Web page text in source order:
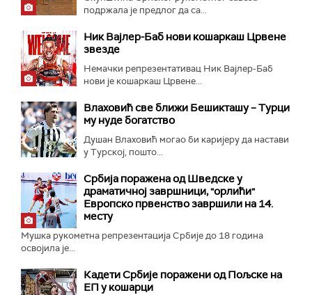
подржала је предлог да са...
Ник Вајлер-Баб нови кошаркаш Црвене
звезде
Немачки репрезентативац Ник Вајлер-Баб
нови је кошаркаш Црвене...
Влаховић све ближи Бешикташу – Турци
му нуде богатство
Душан Влаховић могао би каријеру да настави
у Турској, пошто...
Србија поражена од Шведске у
драматичној завршници, "орлићи"
Европско првенство завршили на 14.
месту
Мушка рукометна репрезентација Србије до 18 година
освојила је...
Кадети Србије поражени од Пољске на
ЕП у кошарци